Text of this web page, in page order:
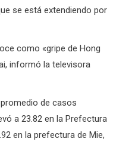
se está extendiendo por
como «gripe de Hong
informó la televisora
de casos
a 23.82 en la Prefectura
en la prefectura de Mie,